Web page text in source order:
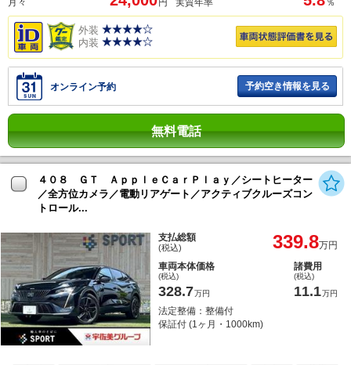
月々 円 実質年率 ％
外装
内装
オンライン予約 予約空き情報を見る
無料電話
４０８ ＧＴ ＡｐｐｌｅＣａｒＰｌａｙ／シートヒーター
／全方位カメラ／電動リアゲート／アクティブクルーズコン
トロール...
支払総額
(税込) 339.8万円
車両本体価格
(税込)
328.7万円
諸費用
(税込)
11.1万円
法定整備：整備付
保証付 (1ヶ月・1000km)